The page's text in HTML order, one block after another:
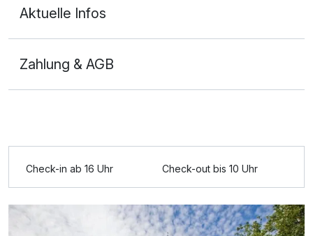
Zusatznächte
Für 4 Tage p.P. ab309,00 €
Aktuelle Infos
Zahlung & AGB
Check-in ab 16 Uhr Check-out bis 10 Uhr